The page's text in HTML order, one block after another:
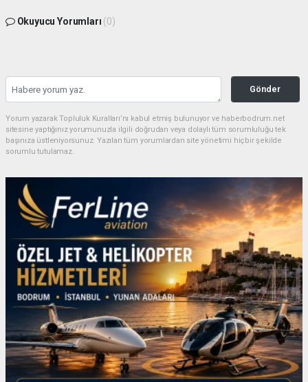
Okuyucu Yorumları (0)
Gönder
Yorum yazarak Topluluk Kuralları’nı kabul etmiş bulunuyor ve haberbodrum.net
sitesine yaptığınız yorumunuzla ilgili doğrudan veya dolaylı tüm sorumluluğu tek
başınıza üstleniyorsunuz. Yazılan tüm yorumlardan site yönetimi hiçbir şekilde
sorumlu tutulamaz.